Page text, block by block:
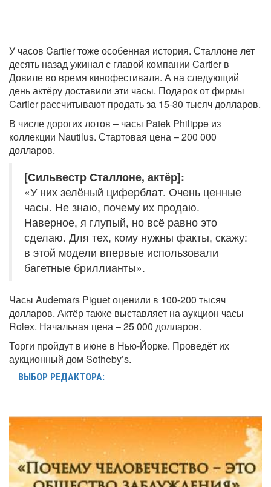
У часов Cartier тоже особенная история. Сталлоне лет
десять назад ужинал с главой компании Cartier в
Довиле во время кинофестиваля. А на следующий
день актёру доставили эти часы. Подарок от фирмы
Cartier рассчитывают продать за 15-30 тысяч долларов.
В числе дорогих лотов – часы Patek Philippe из
коллекции Nautilus. Стартовая цена – 200 000
долларов.
[Сильвестр Сталлоне, актёр]:
«У них зелёный циферблат. Очень ценные
часы. Не знаю, почему их продаю.
Наверное, я глупый, но всё равно это
сделаю. Для тех, кому нужны факты, скажу:
в этой модели впервые использовали
багетные бриллианты».
Часы Audemars Piguet оценили в 100-200 тысяч
долларов. Актёр также выставляет на аукцион часы
Rolex. Начальная цена – 25 000 долларов.
Торги пройдут в июне в Нью-Йорке. Проведёт их
аукционный дом Sotheby’s.
ВЫБОР РЕДАКТОРА: